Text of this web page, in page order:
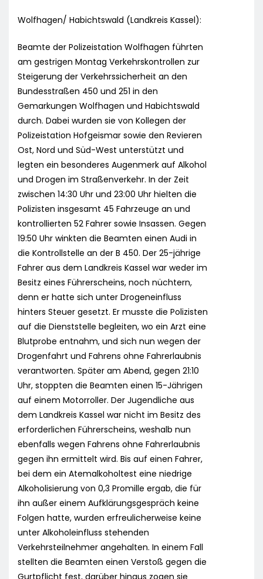
Wolfhagen/ Habichtswald (Landkreis Kassel):
Beamte der Polizeistation Wolfhagen führten
am gestrigen Montag Verkehrskontrollen zur
Steigerung der Verkehrssicherheit an den
Bundesstraßen 450 und 251 in den
Gemarkungen Wolfhagen und Habichtswald
durch. Dabei wurden sie von Kollegen der
Polizeistation Hofgeismar sowie den Revieren
Ost, Nord und Süd-West unterstützt und
legten ein besonderes Augenmerk auf Alkohol
und Drogen im Straßenverkehr. In der Zeit
zwischen 14:30 Uhr und 23:00 Uhr hielten die
Polizisten insgesamt 45 Fahrzeuge an und
kontrollierten 52 Fahrer sowie Insassen. Gegen
19:50 Uhr winkten die Beamten einen Audi in
die Kontrollstelle an der B 450. Der 25-jährige
Fahrer aus dem Landkreis Kassel war weder im
Besitz eines Führerscheins, noch nüchtern,
denn er hatte sich unter Drogeneinfluss
hinters Steuer gesetzt. Er musste die Polizisten
auf die Dienststelle begleiten, wo ein Arzt eine
Blutprobe entnahm, und sich nun wegen der
Drogenfahrt und Fahrens ohne Fahrerlaubnis
verantworten. Später am Abend, gegen 21:10
Uhr, stoppten die Beamten einen 15-Jährigen
auf einem Motorroller. Der Jugendliche aus
dem Landkreis Kassel war nicht im Besitz des
erforderlichen Führerscheins, weshalb nun
ebenfalls wegen Fahrens ohne Fahrerlaubnis
gegen ihn ermittelt wird. Bis auf einen Fahrer,
bei dem ein Atemalkoholtest eine niedrige
Alkoholisierung von 0,3 Promille ergab, die für
ihn außer einem Aufklärungsgespräch keine
Folgen hatte, wurden erfreulicherweise keine
unter Alkoholeinfluss stehenden
Verkehrsteilnehmer angehalten. In einem Fall
stellten die Beamten einen Verstoß gegen die